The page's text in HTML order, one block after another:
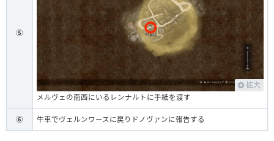
⑤
拡大
メルヴェの南西にいるレンナルトに手紙を渡す
⑥ 牛車でヴェルンワースに戻りドノヴァンに報告する